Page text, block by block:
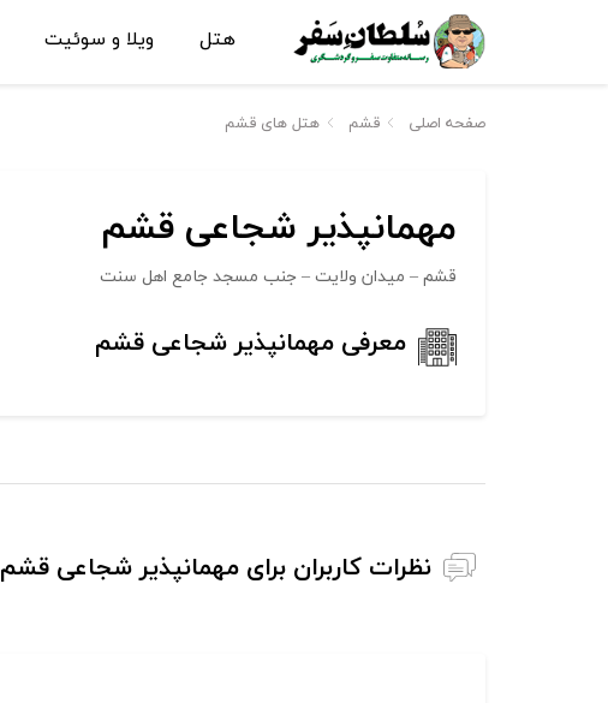
هتل ویلا و سوئیت
صفحه اصلی قشم هتل های قشم
مهمانپذیر شجاعی قشم
قشم – میدان ولایت – جنب مسجد جامع اهل سنت
معرفی مهمانپذیر شجاعی قشم
نظرات کاربران برای مهمانپذیر شجاعی قشم